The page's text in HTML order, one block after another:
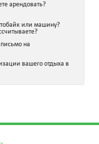
арендовать?
или машину?
на
вашего отдыха в